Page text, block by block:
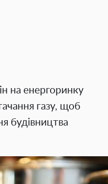
на енергоринку
газу, щоб
будівництва